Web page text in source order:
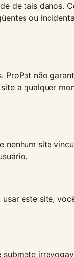
de tais danos.
ou
não
a qualquer
site
este site,